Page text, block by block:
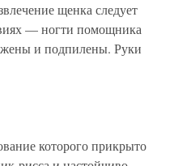
щенка следует
— ногти помощника
и подпилены. Руки
которого прикрыто